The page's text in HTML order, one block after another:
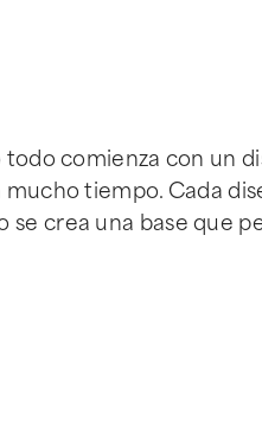
comienza con un
tiempo. Cada
crea una base que